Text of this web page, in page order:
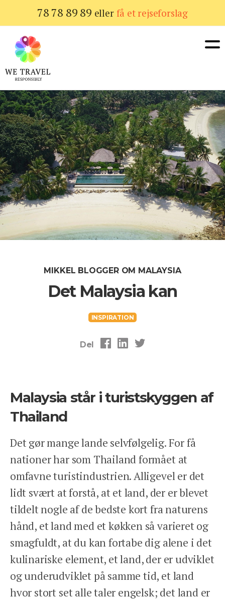
til
hovedindhold
78 78 89 89 eller få et rejseforslag
MIKKEL BLOGGER OM MALAYSIA
Det Malaysia kan
INSPIRATION
Del
Malaysia står i turistskyggen af
Thailand
Det gør mange lande selvfølgelig. For få
nationer har som Thailand formået at
omfavne turistindustrien. Alligevel er det
lidt svært at forstå, at et land, der er blevet
tildelt nogle af de bedste kort fra naturens
hånd, et land med et køkken så varieret og
smagfuldt, at du kan fortabe dig alene i det
kulinariske element, et land, der er udviklet
og underudviklet på samme tid, et land
hvor stort set alle taler engelsk; det land er